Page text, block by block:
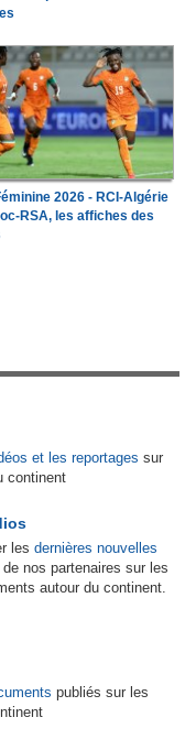
2026 - RCI-Algérie
RSA, les affiches des
et les reportages sur
continent
les dernières nouvelles
de nos partenaires sur les
autour du continent.
publiés sur les